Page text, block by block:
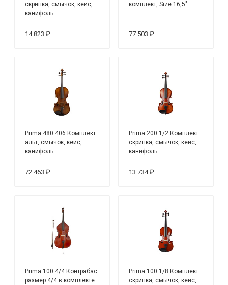
скрипка, смычок, кейс,
канифоль
14 823 ₽
комплект, Size 16,5"
77 503 ₽
Prima 480 406 Комплект:
альт, смычок, кейс,
канифоль
72 463 ₽
Prima 200 1/2 Комплект:
скрипка, смычок, кейс,
канифоль
13 734 ₽
Prima 100 4/4 Контрабас
размер 4/4 в комплекте
Prima 100 1/8 Комплект:
скрипка, смычок, кейс,